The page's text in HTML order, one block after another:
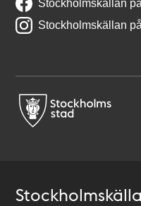
Stockholmskällan
Stockholmskällan